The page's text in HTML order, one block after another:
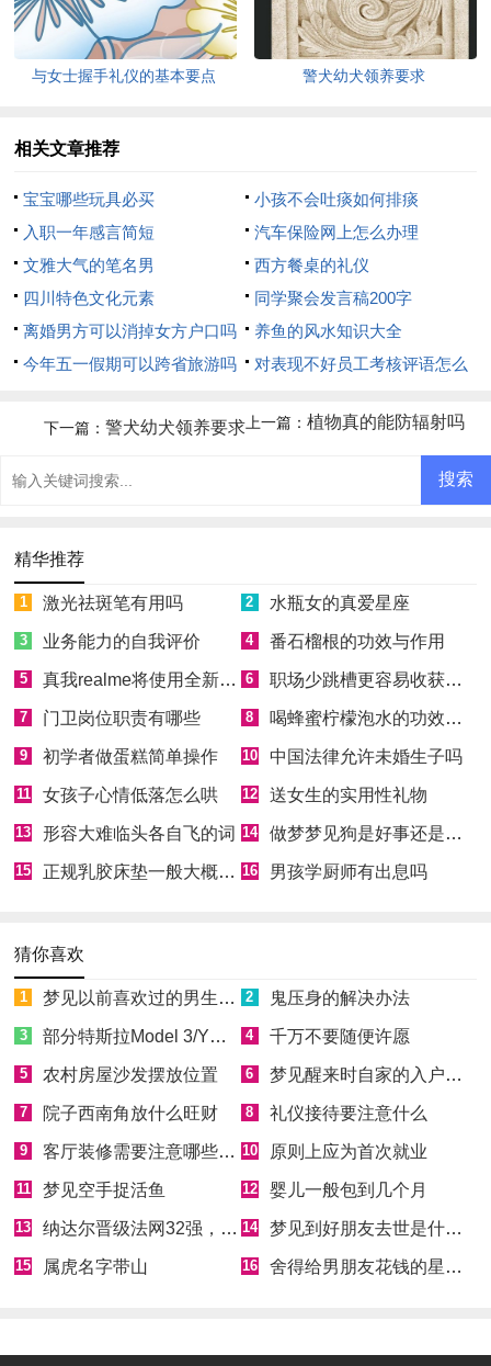
与女士握手礼仪的基本要点 警犬幼犬领养要求
相关文章推荐
宝宝哪些玩具必买
小孩不会吐痰如何排痰
入职一年感言简短
汽车保险网上怎么办理
文雅大气的笔名男
西方餐桌的礼仪
四川特色文化元素
同学聚会发言稿200字
离婚男方可以消掉女方户口吗
养鱼的风水知识大全
今年五一假期可以跨省旅游吗
对表现不好员工考核评语怎么
上一篇： 植物真的能防辐射吗
下一篇： 警犬幼犬领养要求
精华推荐
1 激光祛斑笔有用吗 2 水瓶女的真爱星座
3 业务能力的自我评价 4 番石榴根的功效与作用
5 真我realme将使用全新Logo 6 职场少跳槽更容易收获成功
7 门卫岗位职责有哪些 8 喝蜂蜜柠檬泡水的功效和好处
9 初学者做蛋糕简单操作 10 中国法律允许未婚生子吗
11 女孩子心情低落怎么哄 12 送女生的实用性礼物
13 形容大难临头各自飞的词 14 做梦梦见狗是好事还是坏事
15 正规乳胶床垫一般大概多少钱 16 男孩学厨师有出息吗
猜你喜欢
1 梦见以前喜欢过的男生喜欢自己 2 鬼压身的解决办法
3 部分特斯拉Model 3/Y因缺少零件无法正常向车主交付 4 千万不要随便许愿
5 农村房屋沙发摆放位置 6 梦见醒来时自家的入户门开着
7 院子西南角放什么旺财 8 礼仪接待要注意什么
9 客厅装修需要注意哪些风水 10 原则上应为首次就业
11 梦见空手捉活鱼 12 婴儿一般包到几个月
13 纳达尔晋级法网32强，实现大满贯300胜里程碑 14 梦见到好朋友去世是什么意思
15 属虎名字带山 16 舍得给男朋友花钱的星座女